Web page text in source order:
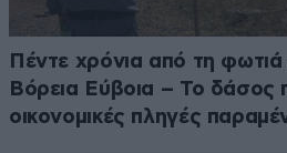
Πέντε χρόνια από τη
Βόρεια Εύβοια – Το δάσος
οικονομικές πληγές